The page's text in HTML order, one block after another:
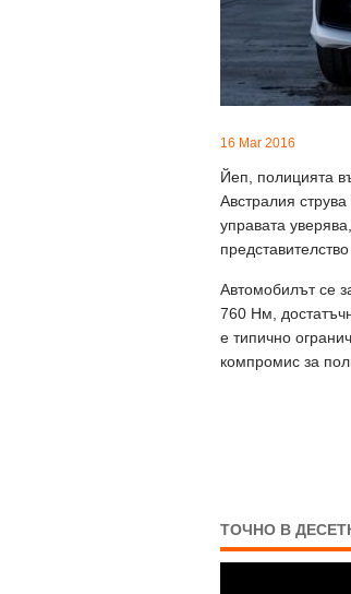
16 Mar 2016
Йеп, полицията
Австралия
управата
Автомобилът се
760 Нм,
е типично
компромис за
ТОЧНО В